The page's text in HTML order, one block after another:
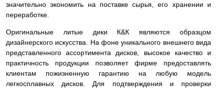
значительно экономить на поставке сырья, его хранении и
переработке.
Оригинальные литые дики К&К являются образцом
дизайнерского искусства. На фоне уникального внешнего вида
представленного ассортимента дисков, высокое качество и
практичность продукции позволяет фирме предоставлять
клиентам пожизненную гарантию на любую модель
легкосплавных дисков. Для подтверждения и проверки